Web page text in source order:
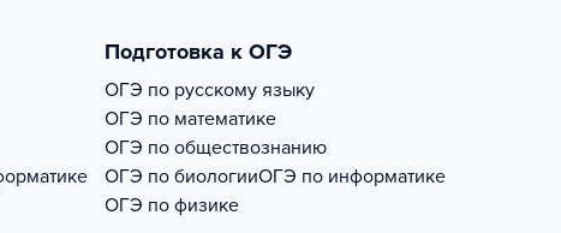
Подготовка к ОГЭ
ОГЭ по русскому языку
ОГЭ по математике
ОГЭ по обществознанию
ОГЭ по биологииОГЭ по информатике
ОГЭ по физике